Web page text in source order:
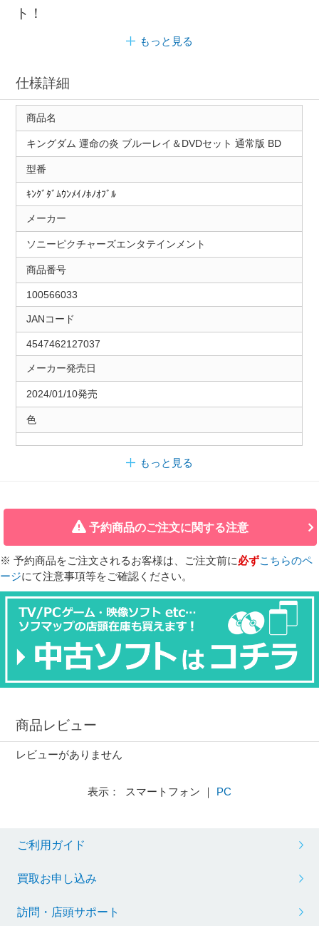
ト！
もっと見る
仕様詳細
商品名
キングダム 運命の炎 ブルーレイ＆DVDセット 通常版 BD
型番
ｷﾝｸﾞﾀﾞﾑｳﾝﾒｲﾉﾎﾉｵﾌﾞﾙ
メーカー
ソニーピクチャーズエンタテインメント
商品番号
100566033
JANコード
4547462127037
メーカー発売日
2024/01/10発売
色
もっと見る
予約商品のご注文に関する注意
※ 予約商品をご注文されるお客様は、ご注文前に必ずこちらのペ
ージにて注意事項等をご確認ください。
商品レビュー
レビューがありません
表示： スマートフォン ｜ PC
ご利用ガイド
買取お申し込み
訪問・店頭サポート